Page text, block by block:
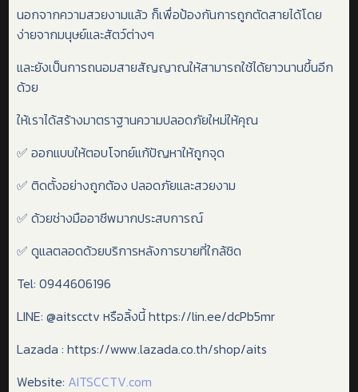
นอกจากความสวยงามแล้ว ก็เพื่อป้องกันการถูกตัดสายได้โดย
ง่ายจากมนุษย์และสัตว์ต่างๆ
และยังเป็นการถนอมสายสัญญาณให้สามารถใช้ได้ยาวนานขึ้นอีก
ด้วย
ให้เราได้สร้างมาตราฐานความปลอดภัยใหม่ให้คุณ
✅ ออกแบบให้ตอบโจทย์แก้ปัญหาให้ถูกจุด
✅ ติดตั้งอย่างถูกต้อง ปลอดภัยและสวยงาม
✅ ด้วยช่างมืออาชีพมากประสบการณ์
✅ ดูแลตลอดด้วยบริการหลังการขายที่ใกล้ชิด
Tel: 0944606196
LINE: @aitscctvหรือลิ้งนี้https://lin.ee/dcPb5mr
Lazada : https://www.lazada.co.th/shop/aits
Website: AITSCCTV.com